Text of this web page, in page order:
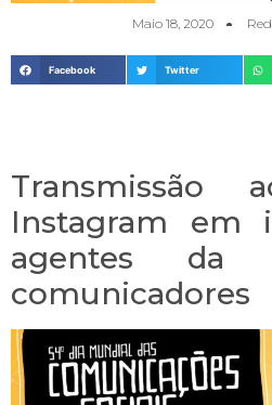
Maio 18, 2020
Facebook Twitter
Transmissão
Instagram em
agentes da
comunicadores